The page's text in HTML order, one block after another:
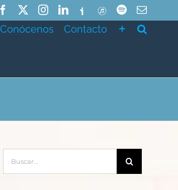
FacebookInstagramLinkedIn
IvooxITunesSpotifyCorreo
Conócenos Contacto